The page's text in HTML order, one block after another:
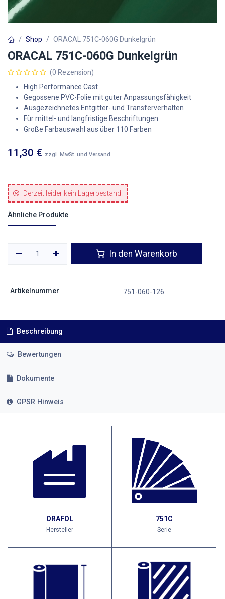
Shop ORACAL 751C-060G Dunkelgrün
ORACAL 751C-060G Dunkelgrün
(0 Rezension)
High Performance Cast
Gegossene PVC-Folie mit guter Anpassungsfähigkeit
Ausgezeichnetes Entgitter- und Transferverhalten
Für mittel- und langfristige Beschriftungen
Große Farbauswahl aus über 110 Farben
11,30 € zzgl. MwSt. und Versand
Derzeit leider kein Lagerbestand.
Ähnliche Produkte
In den Warenkorb
Artikelnummer 751-060-126
Beschreibung
Bewertungen
Dokumente
GPSR Hinweis
ORAFOL
Hersteller
751C
Serie